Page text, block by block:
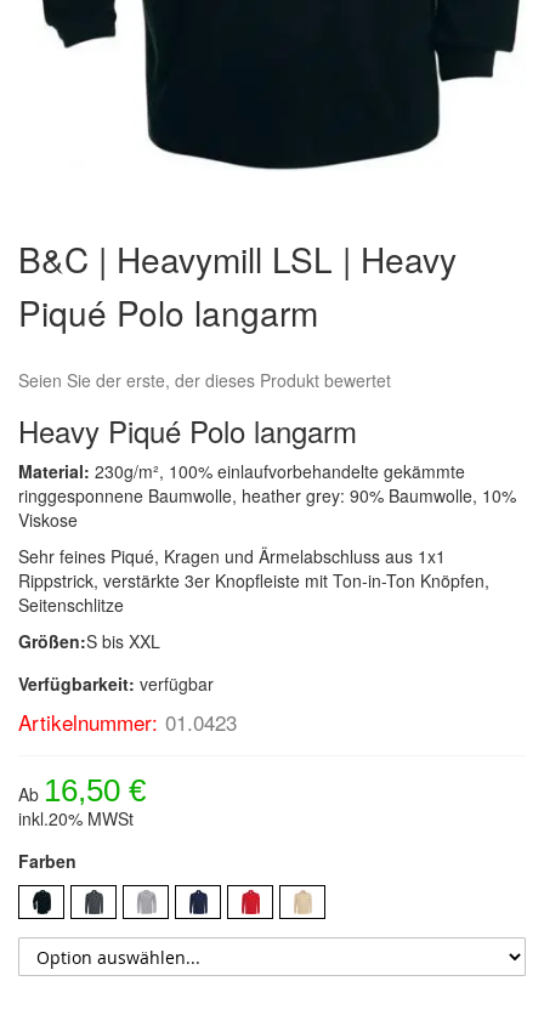
der
Bildergalerie
springen
B&C | Heavymill LSL | Heavy
Piqué Polo langarm
Seien Sie der erste, der dieses Produkt bewertet
Heavy Piqué Polo langarm
Material: 230g/m², 100% einlaufvorbehandelte gekämmte
ringgesponnene Baumwolle, heather grey: 90% Baumwolle, 10%
Viskose
Sehr feines Piqué, Kragen und Ärmelabschluss aus 1x1
Rippstrick, verstärkte 3er Knopfleiste mit Ton-in-Ton Knöpfen,
Seitenschlitze
Größen:S bis XXL
Verfügbarkeit: verfügbar
Artikelnummer: 01.0423
Ab 16,50 €
inkl.20% MWSt
Farben